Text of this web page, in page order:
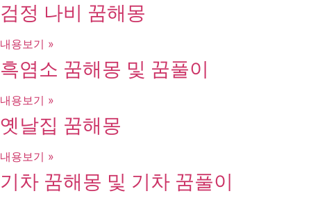
검정 나비 꿈해몽
내용보기 »
흑염소 꿈해몽 및 꿈풀이
내용보기 »
옛날집 꿈해몽
내용보기 »
기차 꿈해몽 및 기차 꿈풀이